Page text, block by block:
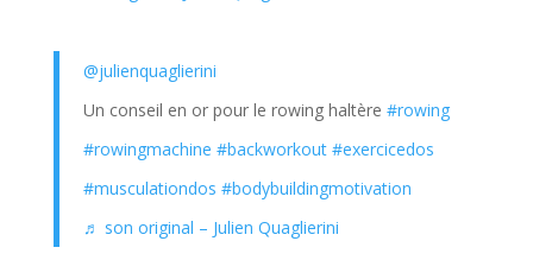
@julienquaglierini
Un conseil en or pour le rowing haltère #rowing
#rowingmachine #backworkout #exercicedos
#musculationdos #bodybuildingmotivation
♬ son original – Julien Quaglierini